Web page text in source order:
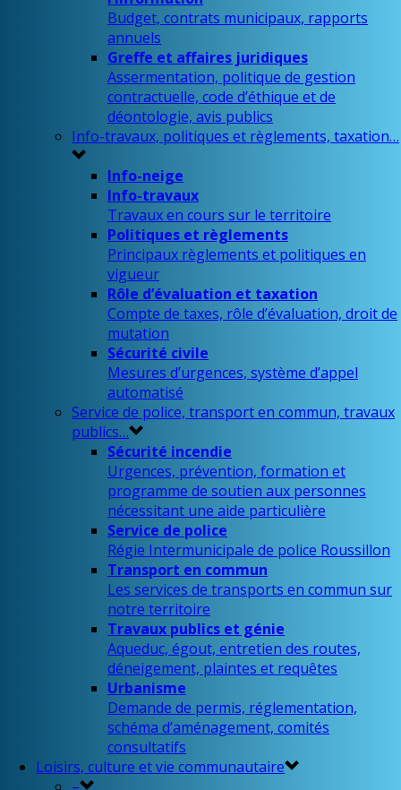
Budget, contrats municipaux, rapports
annuels
Greffe et affaires juridiques
Assermentation, politique de gestion
contractuelle, code d’éthique et de
déontologie, avis publics
Info-travaux, politiques et règlements, taxation…
Info-neige
Info-travaux
Travaux en cours sur le territoire
Politiques et règlements
Principaux règlements et politiques en
vigueur
Rôle d’évaluation et taxation
Compte de taxes, rôle d’évaluation, droit de
mutation
Sécurité civile
Mesures d’urgences, système d’appel
automatisé
Service de police, transport en commun, travaux
publics…
Sécurité incendie
Urgences, prévention, formation et
programme de soutien aux personnes
nécessitant une aide particulière
Service de police
Régie Intermunicipale de police Roussillon
Transport en commun
Les services de transports en commun sur
notre territoire
Travaux publics et génie
Aqueduc, égout, entretien des routes,
déneigement, plaintes et requêtes
Urbanisme
Demande de permis, réglementation,
schéma d’aménagement, comités
consultatifs
Loisirs, culture et vie communautaire